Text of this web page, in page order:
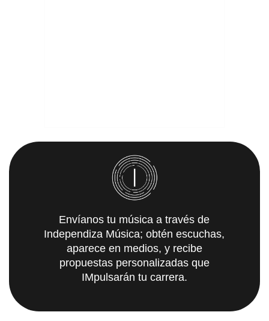
Envíanos tu música a través de
Independiza Música; obtén escuchas,
aparece en medios, y recibe
propuestas personalizadas que
IMpulsarán tu carrera.